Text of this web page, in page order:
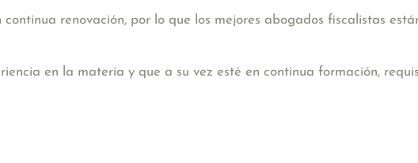
renovación, por lo que los mejores abogados fiscalistas
en la materia y que a su vez esté en continua formación,